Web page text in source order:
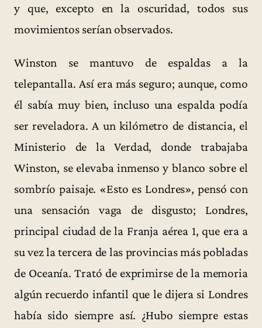
y que, excepto en la oscuridad, todos sus
movimientos serían observados.
Winston se mantuvo de espaldas a la
telepantalla. Así era más seguro; aunque, como
él sabía muy bien, incluso una espalda podía
ser reveladora. A un kilómetro de distancia, el
Ministerio de la Verdad, donde trabajaba
Winston, se elevaba inmenso y blanco sobre el
sombrío paisaje. «Esto es Londres», pensó con
una sensación vaga de disgusto; Londres,
principal ciudad de la Franja aérea 1, que era a
su vez la tercera de las provincias más pobladas
de Oceanía. Trató de exprimirse de la memoria
algún recuerdo infantil que le dijera si Londres
había sido siempre así. ¿Hubo siempre estas